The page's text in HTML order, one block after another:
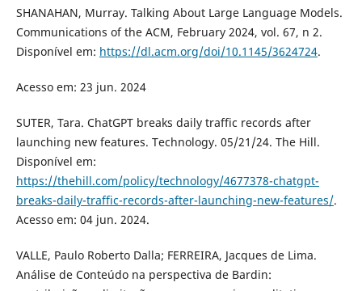
SHANAHAN, Murray. Talking About Large Language Models.
Communications of the ACM, February 2024, vol. 67, n 2.
Disponível em: https://dl.acm.org/doi/10.1145/3624724.
Acesso em: 23 jun. 2024
SUTER, Tara. ChatGPT breaks daily traffic records after
launching new features. Technology. 05/21/24. The Hill.
Disponível em:
https://thehill.com/policy/technology/4677378-chatgpt-
breaks-daily-traffic-records-after-launching-new-features/.
Acesso em: 04 jun. 2024.
VALLE, Paulo Roberto Dalla; FERREIRA, Jacques de Lima.
Análise de Conteúdo na perspectiva de Bardin: